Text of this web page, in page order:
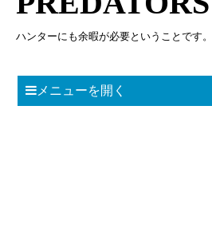
ハンターにも余暇が必要ということです。
メニューを開く